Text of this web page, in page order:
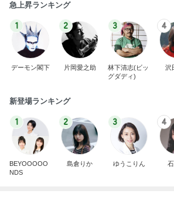
急上昇ランキング
1
デーモン閣下
2
片岡愛之助
3
林下清志(ビッ
グダディ)
4
沢
新登場ランキング
1
BEYOOOOO
NDS
2
島倉りか
3
ゆうこりん
4